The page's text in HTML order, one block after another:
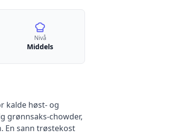
Nivå
Middels
kalde høst- og
grønnsaks-chowder,
En sann trøstekost